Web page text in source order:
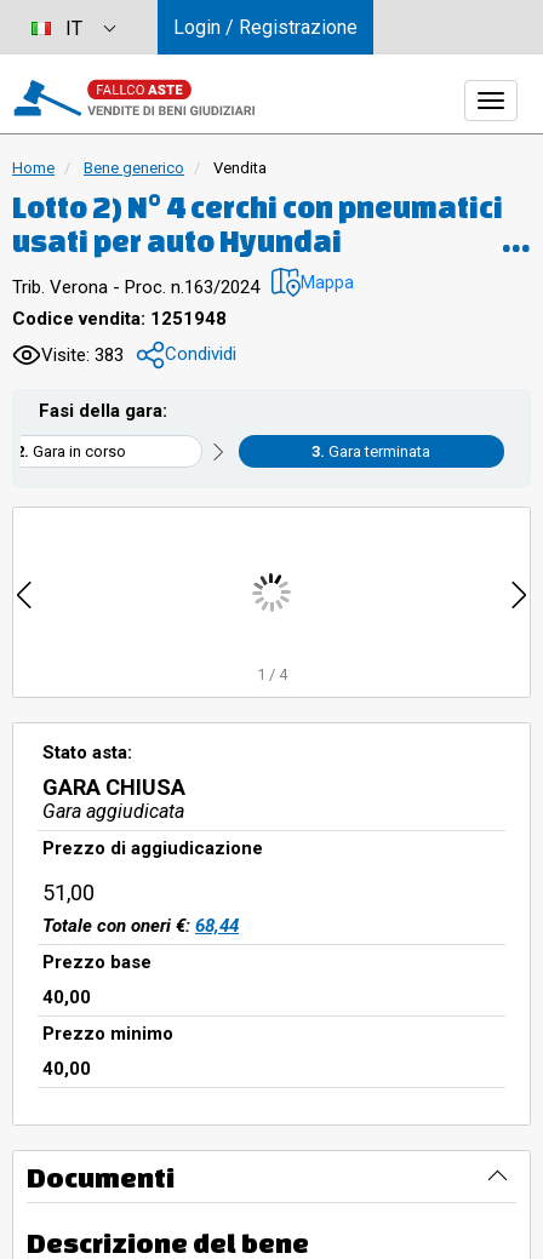
Home Bene generico Vendita
Lotto 2) N° 4 cerchi con pneumatici
usati per auto Hyundai
Trib. Verona - Proc. n.163/2024 Mappa
Codice vendita: 1251948
Visite: 383
Condividi
Fasi della gara:
Gara in corso Gara terminata
1 / 4
Stato asta:
GARA CHIUSA
Gara aggiudicata
Prezzo di aggiudicazione
51,00
Totale con oneri €: 68,44
Prezzo base
40,00
Prezzo minimo
40,00
Documenti
Descrizione del bene
IT Login / Registrazione